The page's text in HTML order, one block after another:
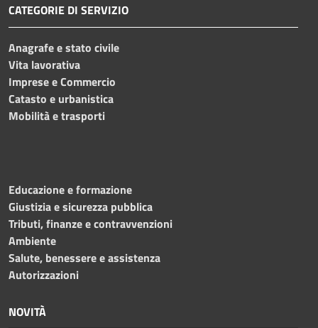
CATEGORIE DI SERVIZIO
Anagrafe e stato civile
Vita lavorativa
Imprese e Commercio
Catasto e urbanistica
Mobilità e trasporti
Educazione e formazione
Giustizia e sicurezza pubblica
Tributi, finanze e contravvenzioni
Ambiente
Salute, benessere e assistenza
Autorizzazioni
NOVITÀ